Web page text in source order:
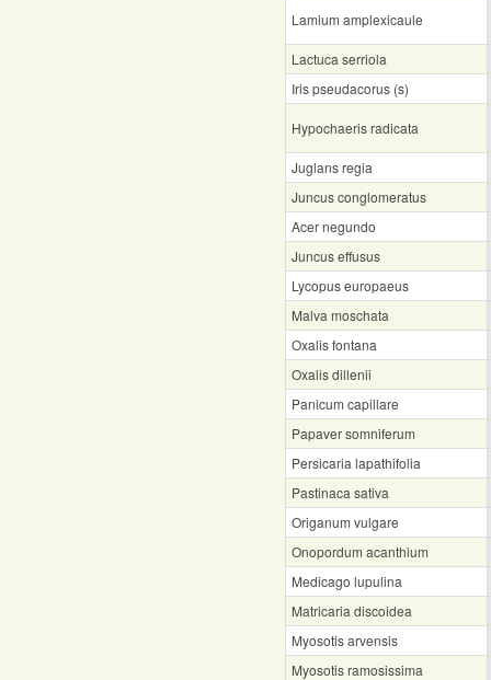
Lamium amplexicaule
Lactuca serriola
Iris pseudacorus (s)
Hypochaeris radicata
Juglans regia
Juncus conglomeratus
Acer negundo
Juncus effusus
Lycopus europaeus
Malva moschata
Oxalis fontana
Oxalis dillenii
Panicum capillare
Papaver somniferum
Persicaria lapathifolia
Pastinaca sativa
Origanum vulgare
Onopordum acanthium
Medicago lupulina
Matricaria discoidea
Myosotis arvensis
Myosotis ramosissima